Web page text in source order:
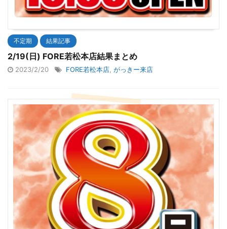
不定期 結果記事
2/19(日) FORE若松本店結果まとめ
2023/2/20 FORE若松本店, がっきー来店